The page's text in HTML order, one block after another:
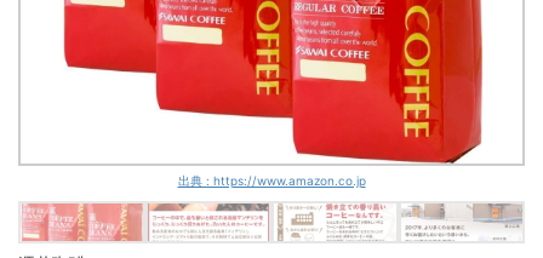
澤井珈琲
ハウスブレンド
4,800円 Amazon
澤井珈琲
2,499円 Amazon
Amazon yahoo!
24
ブルマンNo.1ブレンド
4,039円 Amazon yahoo!
出典 : https://www.amazon.co.jp